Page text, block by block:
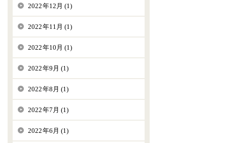
2022年12月 (1)
2022年11月 (1)
2022年10月 (1)
2022年9月 (1)
2022年8月 (1)
2022年7月 (1)
2022年6月 (1)